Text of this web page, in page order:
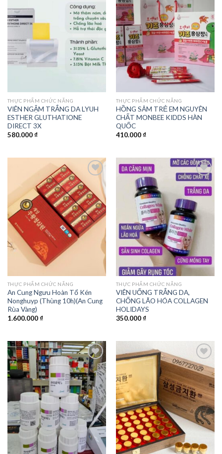
Add to
wishlist
THỰC PHẨM CHỨC NĂNG
VIÊN NGẬM TRẮNG DA LYUH
ESTHER GLUTHATIONE
DIRECT 3X
580.000₫
Add to
wishlist
THỰC PHẨM CHỨC NĂNG
HỒNG SÂM TRẺ EM NGUYÊN
CHẤT MONBEE KIDDS HÀN
QUỐC
410.000₫
Add to
wishlist
THỰC PHẨM CHỨC NĂNG
An Cung Ngưu Hoàn Tổ Kén
Nonghuyp (Thùng 10h)(An Cung
Rùa Vàng)
1.600.000₫
Add to
wishlist
THỰC PHẨM CHỨC NĂNG
VIÊN UỐNG TRẮNG DA,
CHỐNG LÃO HÓA COLLAGEN
HOLIDAYS
350.000₫
Add to
wishlist
Add to
wishlist